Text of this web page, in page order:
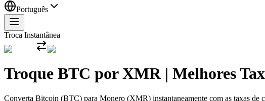
Português
Troca Instantânea
Troque BTC por XMR | Melhores
Converta Bitcoin (BTC) para Monero (XMR) instantaneamente com as taxas de